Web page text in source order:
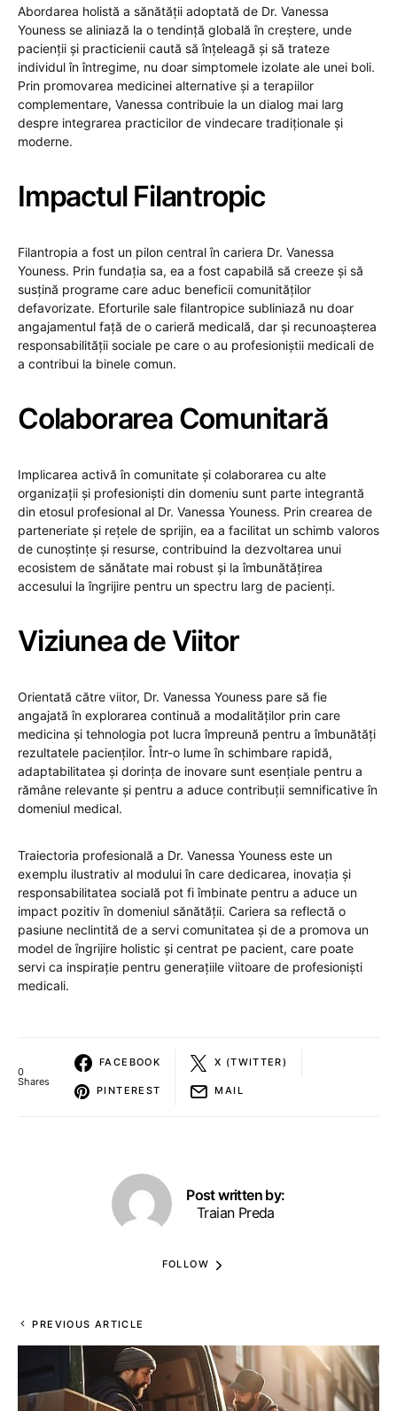
Abordarea holistă a sănătății adoptată de Dr. Vanessa
Youness se aliniază la o tendință globală în creștere, unde
pacienții și practicienii caută să înțeleagă și să trateze
individul în întregime, nu doar simptomele izolate ale unei boli.
Prin promovarea medicinei alternative și a terapiilor
complementare, Vanessa contribuie la un dialog mai larg
despre integrarea practicilor de vindecare tradiționale și
moderne.
Impactul Filantropic
Filantropia a fost un pilon central în cariera Dr. Vanessa
Youness. Prin fundația sa, ea a fost capabilă să creeze și să
susțină programe care aduc beneficii comunităților
defavorizate. Eforturile sale filantropice subliniază nu doar
angajamentul față de o carieră medicală, dar și recunoașterea
responsabilității sociale pe care o au profesioniștii medicali de
a contribui la binele comun.
Colaborarea Comunitară
Implicarea activă în comunitate și colaborarea cu alte
organizații și profesioniști din domeniu sunt parte integrantă
din etosul profesional al Dr. Vanessa Youness. Prin crearea de
parteneriate și rețele de sprijin, ea a facilitat un schimb valoros
de cunoștințe și resurse, contribuind la dezvoltarea unui
ecosistem de sănătate mai robust și la îmbunătățirea
accesului la îngrijire pentru un spectru larg de pacienți.
Viziunea de Viitor
Orientată către viitor, Dr. Vanessa Youness pare să fie
angajată în explorarea continuă a modalităților prin care
medicina și tehnologia pot lucra împreună pentru a îmbunătăți
rezultatele pacienților. Într-o lume în schimbare rapidă,
adaptabilitatea și dorința de inovare sunt esențiale pentru a
rămâne relevante și pentru a aduce contribuții semnificative în
domeniul medical.
Traiectoria profesională a Dr. Vanessa Youness este un
exemplu ilustrativ al modului în care dedicarea, inovația și
responsabilitatea socială pot fi îmbinate pentru a aduce un
impact pozitiv în domeniul sănătății. Cariera sa reflectă o
pasiune neclintită de a servi comunitatea și de a promova un
model de îngrijire holistic și centrat pe pacient, care poate
servi ca inspirație pentru generațiile viitoare de profesioniști
medicali.
0
Shares
FACEBOOK X (TWITTER)
PINTEREST MAIL
Post written by:
Traian Preda
FOLLOW
PREVIOUS ARTICLE